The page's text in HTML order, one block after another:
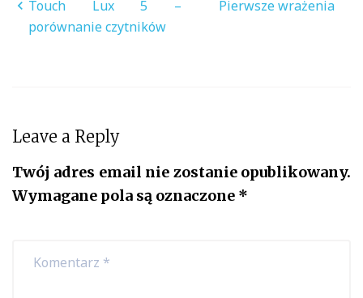
wpisu
Touch Lux 5 –
porównanie czytników
Pierwsze wrażenia
Leave a Reply
Twój adres email nie zostanie opublikowany.
Wymagane pola są oznaczone *